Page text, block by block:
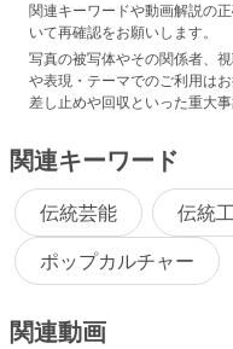
関連キーワードや動画解説の
いて再確認をお願いします。
写真の被写体やその関係者、
や表現・テーマでのご利用は
差し止めや回収といった重大
関連キーワード
伝統芸能 伝統
ポップカルチャー
関連動画